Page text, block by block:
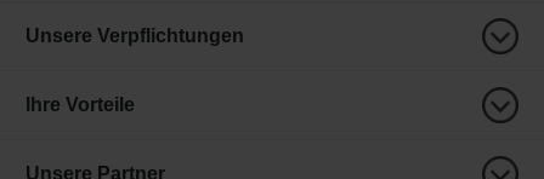
Unsere Verpflichtungen
Ihre Vorteile
Unsere Partner